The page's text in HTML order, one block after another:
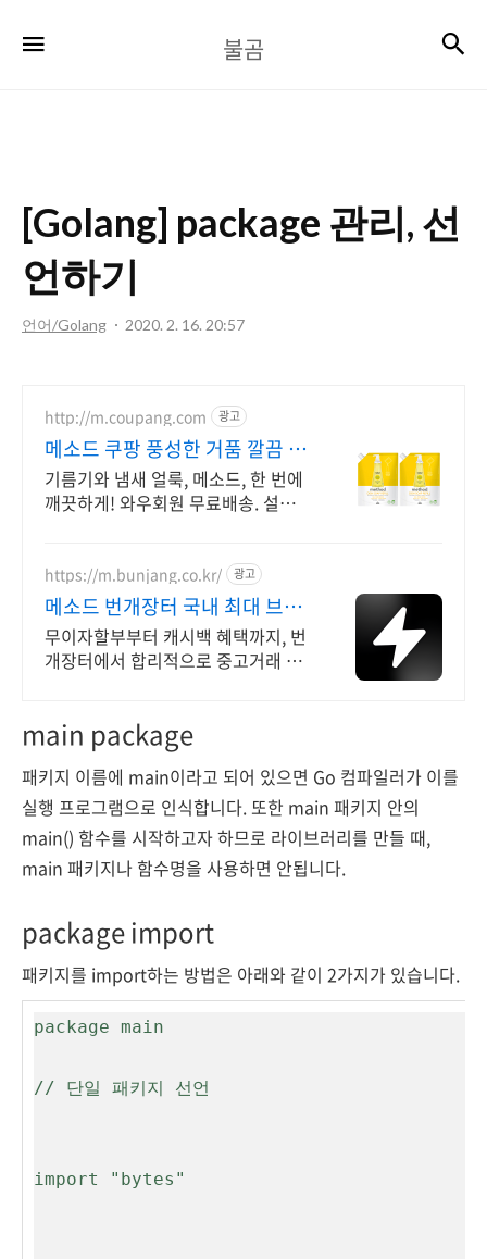
곰
불곰
[Golang] package 관리, 선
언하기
언어/Golang 2020. 2. 16. 20:57
http://m.coupang.com 광고
메소드 쿠팡 풍성한 거품 깔끔 헹
굼
기름기와 냄새 얼룩, 메소드, 한 번에
깨끗하게! 와우회원 무료배송. 설거지
https://m.bunjang.co.kr/ 광고
메소드 번개장터 국내 최대 브랜
드 중고거래
무이자할부부터 캐시백 혜택까지, 번
개장터에서 합리적으로 중고거래 하
상품 업로드
main package
패키지 이름에 main이라고 되어 있으면 Go 컴파일러가 이를
실행 프로그램으로 인식합니다. 또한 main 패키지 안의
main() 함수를 시작하고자 하므로 라이브러리를 만들 때,
main 패키지나 함수명을 사용하면 안됩니다.
package import
패키지를 import하는 방법은 아래와 같이 2가지가 있습니다.
package main
// 단일 패키지 선언
import "bytes"